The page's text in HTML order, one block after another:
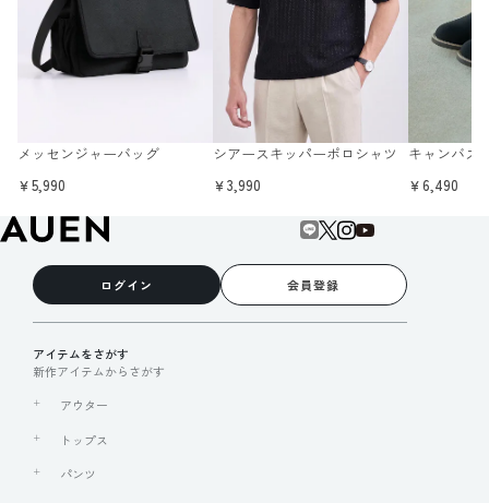
メッセンジャーバッグ
￥5,990
シアースキッパーポロシャツ
￥3,990
キャンバス
￥6,490
ログイン 会員登録
アイテムをさがす
新作アイテムからさがす
アウター
トップス
パンツ